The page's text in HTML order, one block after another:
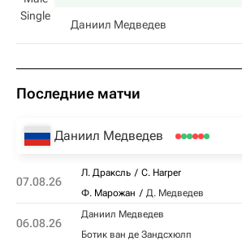
Single
Даниил Медведев
Последние матчи
Даниил Медведев
07.08.26
Л. Драксль C. Harper
Ф. Марожан Д. Медведев
06.08.26
Даниил Медведев
Ботик ван де Зандсхюлп